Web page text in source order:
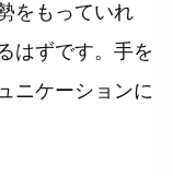
をもっていれ
はずです。手を
ニケーションに